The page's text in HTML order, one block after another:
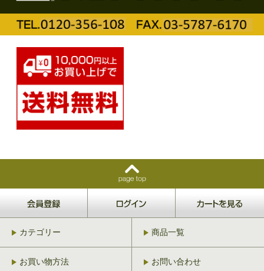
カテゴリー 商品一覧
お買い物方法 お問い合わせ